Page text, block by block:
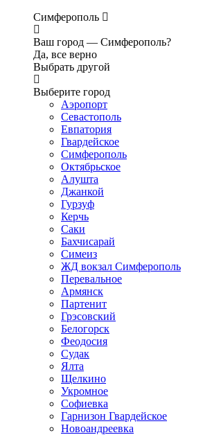
Симферополь
Ваш город — Симферополь?
Да, все верно
Выбрать другой
Выберите город
Аэропорт
Севастополь
Евпатория
Гвардейское
Симферополь
Октябрьское
Алушта
Джанкой
Гурзуф
Керчь
Саки
Бахчисарай
Симеиз
ЖД вокзал Симферополь
Перевальное
Армянск
Партенит
Грэсовский
Белогорск
Феодосия
Судак
Ялта
Щелкино
Укромное
Софиевка
Гарнизон Гвардейское
Новоандреевка